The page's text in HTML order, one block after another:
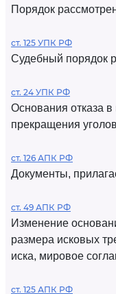
Порядок
ст. 125 УПК РФ
Судебный порядок
ст. 24 УПК РФ
Основания отказа в
прекращения
ст. 126 АПК РФ
Документы,
ст. 49 АПК РФ
Изменение
размера исковых
иска, мировое
ст. 125 АПК РФ